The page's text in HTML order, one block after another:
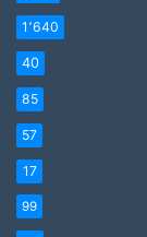
1٬640
40
85
57
17
99